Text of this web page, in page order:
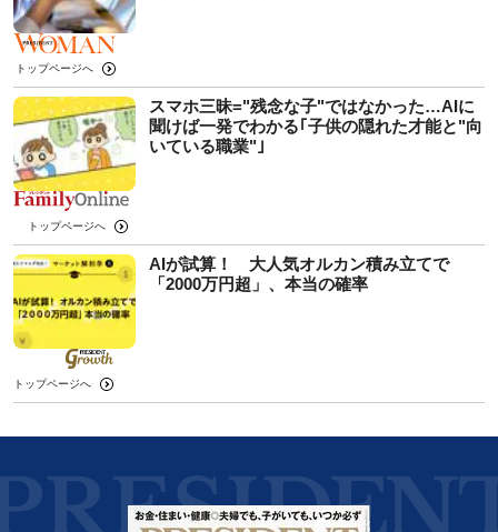
トップページへ
スマホ三昧="残念な子"ではなかった…AIに
聞けば一発でわかる｢子供の隠れた才能と"向
いている職業"｣
トップページへ
AIが試算！ 大人気オルカン積み立てで
「2000万円超」、本当の確率
トップページへ